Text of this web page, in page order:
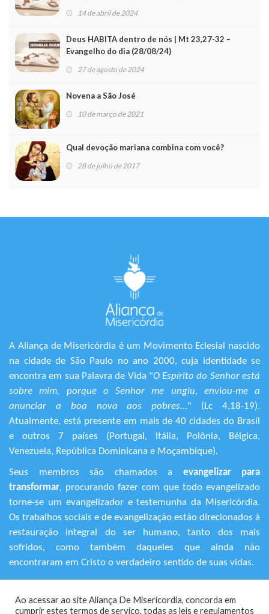
14 de abril de 2024
Deus HABITA dentro de nós | Mt 23,27-32 –
Evangelho do dia (28/08/24)
27 de agosto de 2024
Novena a São José
10 de março de 2021
Qual devoção mariana combina com você?
28 de julho de 2017
A Aliança de Misericórdia é um Movimento Eclesial nascido
na cidade de São Paulo no ano 2000, cuja identidade se
encontra em sua Palavra de Vida "O Espírito do Senhor está
sobre mim, porque o Senhor me ungiu, enviou-me a
anunciar a boa nova aos pobres..." (Lc 4,18-19).
Atualmente, está presente em mais de 40 cidades do Brasil
e outros 7 países (Portugal, Itália, Polônia, Bélgica,
Venezuela, República Dominicana e Moçambique).
Seus membros são chamados a evangelizar para
transformar, procurando fazer com que todo evangelizado
torne-se um evangelizador e testemunha da Misericórdia.
Os trabalhos sociais e de evangelização estão direcionados à
restauração integral do ser humano, tanto dos mais
sofridos, como também daqueles que ainda não
encontraram em Cristo o verdadeiro sentido de suas vidas.
Rua Avanhandava, 616 – Bela Vista
Ao acessar ao site Aliança De Misericordia, concorda em
cumprir estes termos de serviço, todas as leis e regulamentos